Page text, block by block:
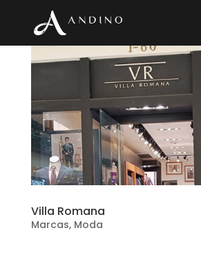
Villa Romana
Marcas, Moda